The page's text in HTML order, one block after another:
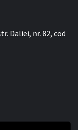
Daliei, nr. 82, cod